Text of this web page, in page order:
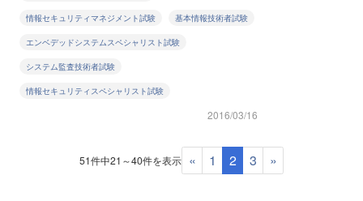
情報セキュリティマネジメント試験 基本情報技術者試験
エンベデッドシステムスペシャリスト試験
システム監査技術者試験
情報セキュリティスペシャリスト試験
2016/03/16
51件中21～40件を表示 « 1 2 3 »